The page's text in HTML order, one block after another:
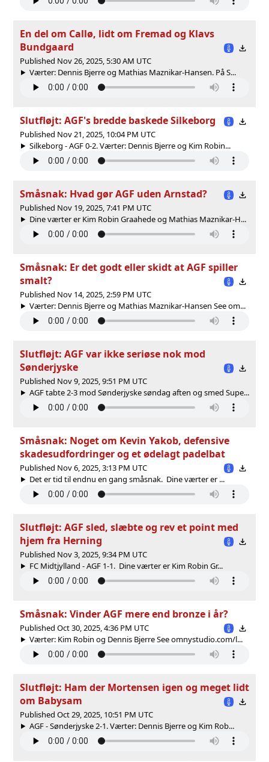
En del om Callø, lidt om Fremad og Klavs
Bundgaard
Published Nov 26, 2025, 5:30 AM UTC
Værter: Dennis Bjerre og Mathias Maznikar-Hansen. På S...
Slutfløjt: AGF's bredde baskede Silkeborg
Published Nov 21, 2025, 10:04 PM UTC
Silkeborg - AGF 0-2. Værter: Dennis Bjerre og Kim Robin...
Småsnak: Hvad gør AGF uden Arnstad?
Published Nov 19, 2025, 7:41 PM UTC
Dine værter er Kim Robin Graahede og Mathias Maznikar-H...
Småsnak: Er det godt eller skidt at AGF spiller
smalt?
Published Nov 14, 2025, 2:59 PM UTC
Værter: Dennis Bjerre og Mathias Maznikar-Hansen See om...
Slutfløjt: AGF var ikke seriøse nok mod
Sønderjyske
Published Nov 9, 2025, 9:51 PM UTC
AGF tabte 2-3 mod Sønderjyske søndag aften og smed Supe...
Småsnak: Noget om Kevin Yakob, defensive
skadesudfordringer og et ødelagt padelbat
Published Nov 6, 2025, 3:13 PM UTC
Det er tid til endnu en gang småsnak. Dine værter er ...
Slutfløjt: AGF sled, slæbte og rev et point med
hjem fra Herning
Published Nov 3, 2025, 9:34 PM UTC
FC Midtjylland - AGF 1-1. Dine værter er Kim Robin Gr...
Småsnak: Vinder AGF mere end bronze i år?
Published Oct 30, 2025, 4:36 PM UTC
Værter: Kim Robin og Dennis Bjerre See omnystudio.com/l...
Slutfløjt: Ham der Mortensen igen og meget lidt
om Babysam
Published Oct 29, 2025, 10:51 PM UTC
AGF - Sønderjyske 2-1. Værter: Dennis Bjerre og Kim Rob...